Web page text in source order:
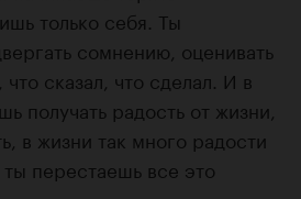
только себя. Ты
сомнению, оценивать
сказал, что сделал. И в
получать радость от жизни,
в жизни так много радости
ты перестаешь все это